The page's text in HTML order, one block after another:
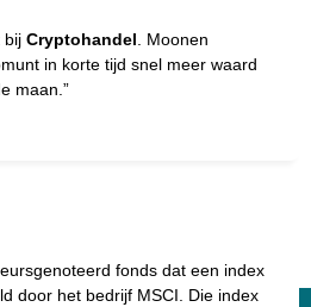
bij Cryptohandel . Moonen
in korte tijd snel meer waard
maan.”
fonds dat een index
door het bedrijf MSCI. Die index